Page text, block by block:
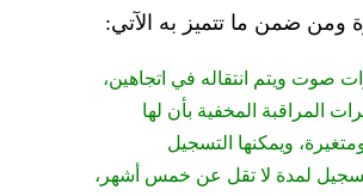
ومن ضمن ما تتميز به الآتي:
صوت ويتم انتقاله في اتجاهين،
المراقبة المخفية بأن لها
ويمكنها التسجيل
لمدة لا تقل عن خمس أشهر،